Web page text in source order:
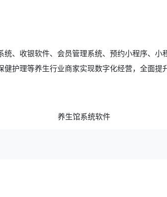
统、收银软件、会员管理系统、预约小程序、
护理等养生行业商家实现数字化经营，全面提